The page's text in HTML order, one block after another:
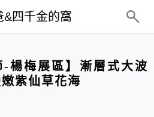
&四千金的窩
-楊梅展區】漸層式大波
紫仙草花海